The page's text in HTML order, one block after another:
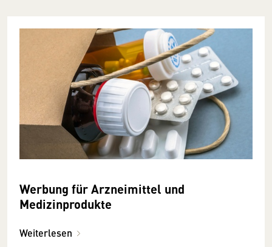
Werbung für Arzneimittel und
Medizinprodukte
Weiterlesen